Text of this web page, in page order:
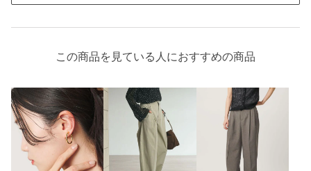
この商品を見ている人におすすめの商品